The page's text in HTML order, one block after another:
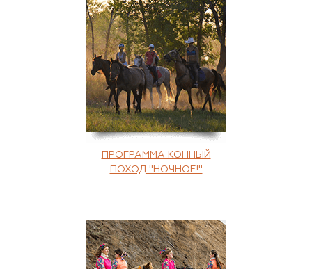
ПРОГРАММА КОННЫЙ
ПОХОД "НОЧНОЕ!"